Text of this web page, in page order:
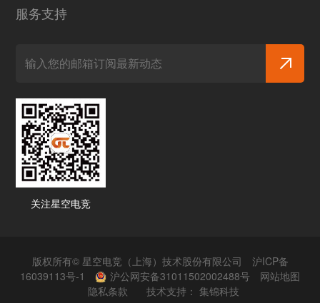
服务支持
关注星空电竞
版权所有© 星空电竞（上海）技术股份有限公司
沪ICP备
16039113号-1
沪公网安备31011502002488号
网站地图
隐私条款
技术支持： 集锦科技